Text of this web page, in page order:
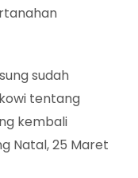
sudah
tentang
kembali
Natal, 25 Maret